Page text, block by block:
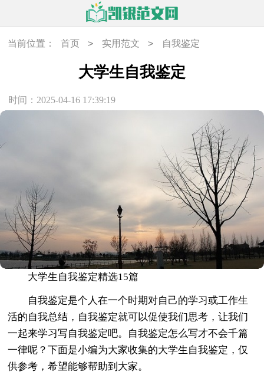
当前位置： 首页 > 实用范文 > 自我鉴定
大学生自我鉴定
时间：2025-04-16 17:39:19
大学生自我鉴定精选15篇
自我鉴定是个人在一个时期对自己的学习或工作生
活的自我总结，自我鉴定就可以促使我们思考，让我们
一起来学习写自我鉴定吧。自我鉴定怎么写才不会千篇
一律呢？下面是小编为大家收集的大学生自我鉴定，仅
供参考，希望能够帮助到大家。